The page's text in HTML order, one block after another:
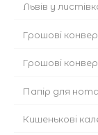
Львів у
Грошові
Грошові
Папір для
Кишенькові